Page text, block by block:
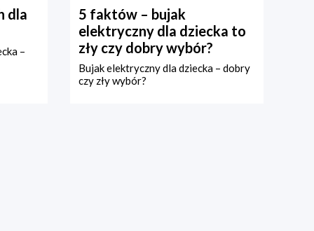
dla
–
5 faktów – bujak
elektryczny dla dziecka to
zły czy dobry wybór?
Bujak elektryczny dla dziecka – dobry
czy zły wybór?